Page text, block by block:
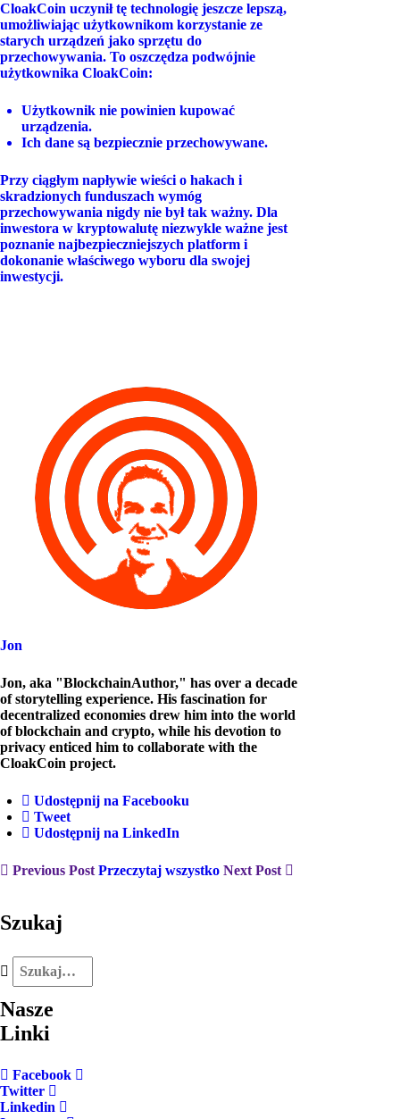
CloakCoin uczynił tę technologię jeszcze lepszą,
umożliwiając użytkownikom korzystanie ze
starych urządzeń jako sprzętu do
przechowywania. To oszczędza podwójnie
użytkownika CloakCoin:
Użytkownik nie powinien kupować
urządzenia.
Ich dane są bezpiecznie przechowywane.
Przy ciągłym napływie wieści o hakach i
skradzionych funduszach wymóg
przechowywania nigdy nie był tak ważny. Dla
inwestora w kryptowalutę niezwykle ważne jest
poznanie najbezpieczniejszych platform i
dokonanie właściwego wyboru dla swojej
inwestycji.
Jon
Jon, aka "BlockchainAuthor," has over a decade
of storytelling experience. His fascination for
decentralized economies drew him into the world
of blockchain and crypto, while his devotion to
privacy enticed him to collaborate with the
CloakCoin project.
Udostępnij na Facebooku
Tweet
Udostępnij na LinkedIn
Previous PostPrzeczytaj wszystko Next Post
Szukaj
Nasze
Linki
Facebook
Twitter
Linkedin